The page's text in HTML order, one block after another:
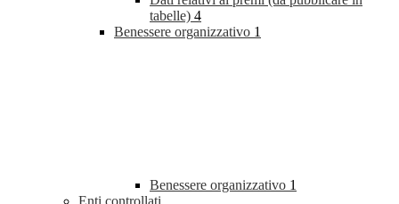
tabelle) 4
Benessere organizzativo 1
Benessere organizzativo 1